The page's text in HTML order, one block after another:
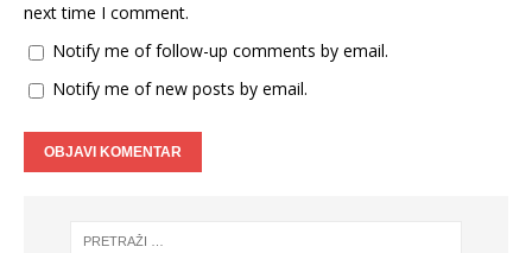
next time I comment.
Notify me of follow-up comments by email.
Notify me of new posts by email.